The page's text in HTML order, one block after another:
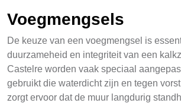
Voegmengsels
De keuze van een voegmengsel is
duurzameheid en integriteit van een
Castelre worden vaak speciaal
gebruikt die waterdicht zijn en tegen
zorgt ervoor dat de muur langdurig